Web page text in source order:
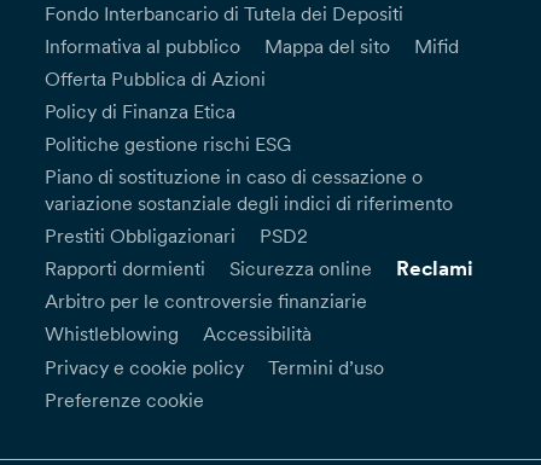
Fondo Interbancario di Tutela dei Depositi
Informativa al pubblico
Mappa del sito
Mifid
Offerta Pubblica di Azioni
Policy di Finanza Etica
Politiche gestione rischi ESG
Piano di sostituzione in caso di cessazione o
variazione sostanziale degli indici di riferimento
Prestiti Obbligazionari
PSD2
Rapporti dormienti
Sicurezza online Reclami
Arbitro per le controversie finanziarie
Whistleblowing
Accessibilità
Privacy e cookie policy
Termini d’uso
Preferenze cookie